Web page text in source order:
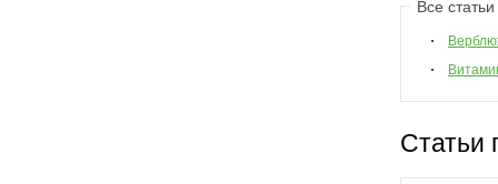
Все
Статьи